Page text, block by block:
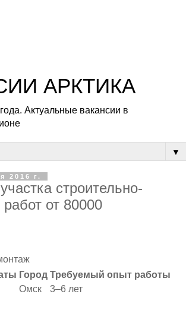
АРКТИКА
Актуальные вакансии в
▼
2016 г.
строительно-
от 80000
Город Требуемый опыт работы
Омск
3–6 лет